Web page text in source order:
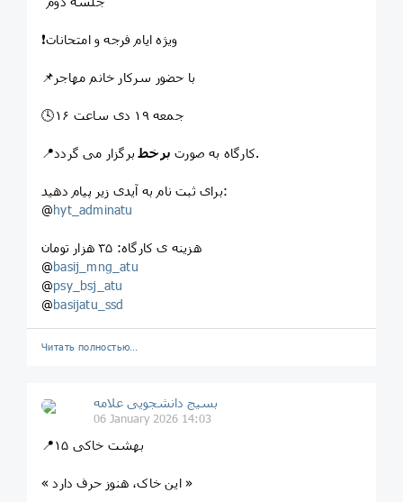
❗️ویژه ایام فرجه و امتحانات
📌با حضور سرکار خانم مهاجر
🕓جمعه ۱۹ دی ساعت ۱۶
📍کارگاه به صورت برخط برگزار می گردد.
برای ثبت نام به آیدی زیر پیام دهید:
@hyt_adminatu
هزینه ی کارگاه: ۳۵ هزار تومان
@basij_mng_atu
@psy_bsj_atu
@basijatu_ssd
Читать полностью…
بسیج دانشجویی علامه
06 January 2026 14:03
📍بهشت خاکی ۱۵
« این خاک، هنوز حرف دارد »